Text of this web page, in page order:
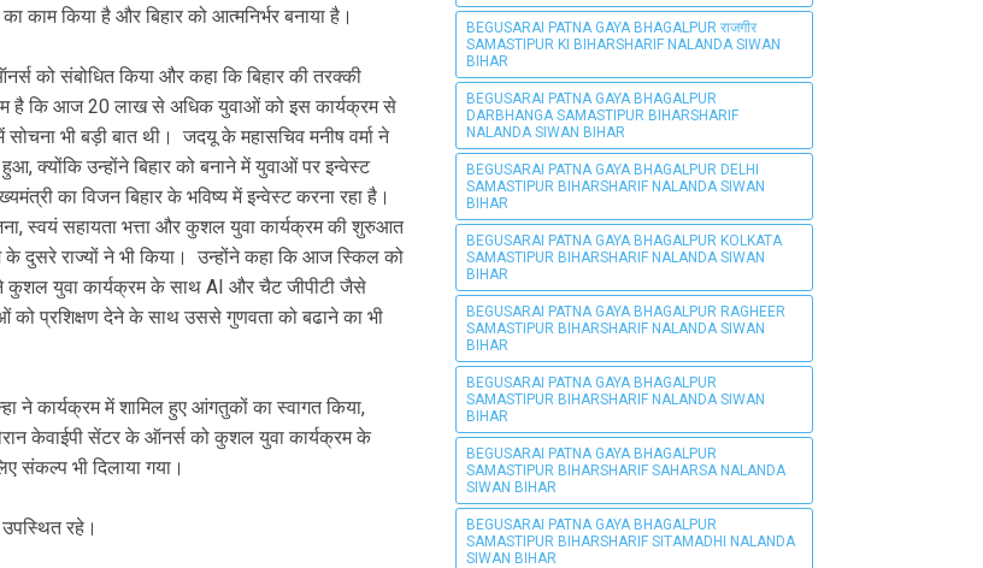
काम किया है और बिहार को आत्मनिर्भर बनाया है।
को संबोधित किया और कहा कि बिहार की तरक्की
है कि आज 20 लाख से अधिक युवाओं को इस कार्यक्रम से
भी बड़ी बात थी। जदयू के महासचिव मनीष वर्मा ने
क्योंकि उन्होंने बिहार को बनाने में युवाओं पर इन्वेस्ट
का विजन बिहार के भविष्य में इन्वेस्ट करना रहा है।
स्वयं सहायता भत्ता और कुशल युवा कार्यक्रम की शुरुआत
राज्यों ने भी किया। उन्होंने कहा कि आज स्किल को
कुशल युवा कार्यक्रम के साथ AI और चैट जीपीटी जैसे
को प्रशिक्षण देने के साथ उससे गुणवता को बढाने का भी
ने कार्यक्रम में शामिल हुए आंगतुकों का स्वागत किया,
केवाईपी सेंटर के ऑनर्स को कुशल युवा कार्यक्रम के
संकल्प भी दिलाया गया।
रहे।
BEGUSARAI PATNA GAYA BHAGALPUR राजगीर
SAMASTIPUR KI BIHARSHARIF NALANDA SIWAN
BIHAR
BEGUSARAI PATNA GAYA BHAGALPUR
DARBHANGA SAMASTIPUR BIHARSHARIF
NALANDA SIWAN BIHAR
BEGUSARAI PATNA GAYA BHAGALPUR DELHI
SAMASTIPUR BIHARSHARIF NALANDA SIWAN
BIHAR
BEGUSARAI PATNA GAYA BHAGALPUR KOLKATA
SAMASTIPUR BIHARSHARIF NALANDA SIWAN
BIHAR
BEGUSARAI PATNA GAYA BHAGALPUR RAGHEER
SAMASTIPUR BIHARSHARIF NALANDA SIWAN
BIHAR
BEGUSARAI PATNA GAYA BHAGALPUR
SAMASTIPUR BIHARSHARIF NALANDA SIWAN
BIHAR
BEGUSARAI PATNA GAYA BHAGALPUR
SAMASTIPUR BIHARSHARIF SAHARSA NALANDA
SIWAN BIHAR
BEGUSARAI PATNA GAYA BHAGALPUR
SAMASTIPUR BIHARSHARIF SITAMADHI NALANDA
SIWAN BIHAR